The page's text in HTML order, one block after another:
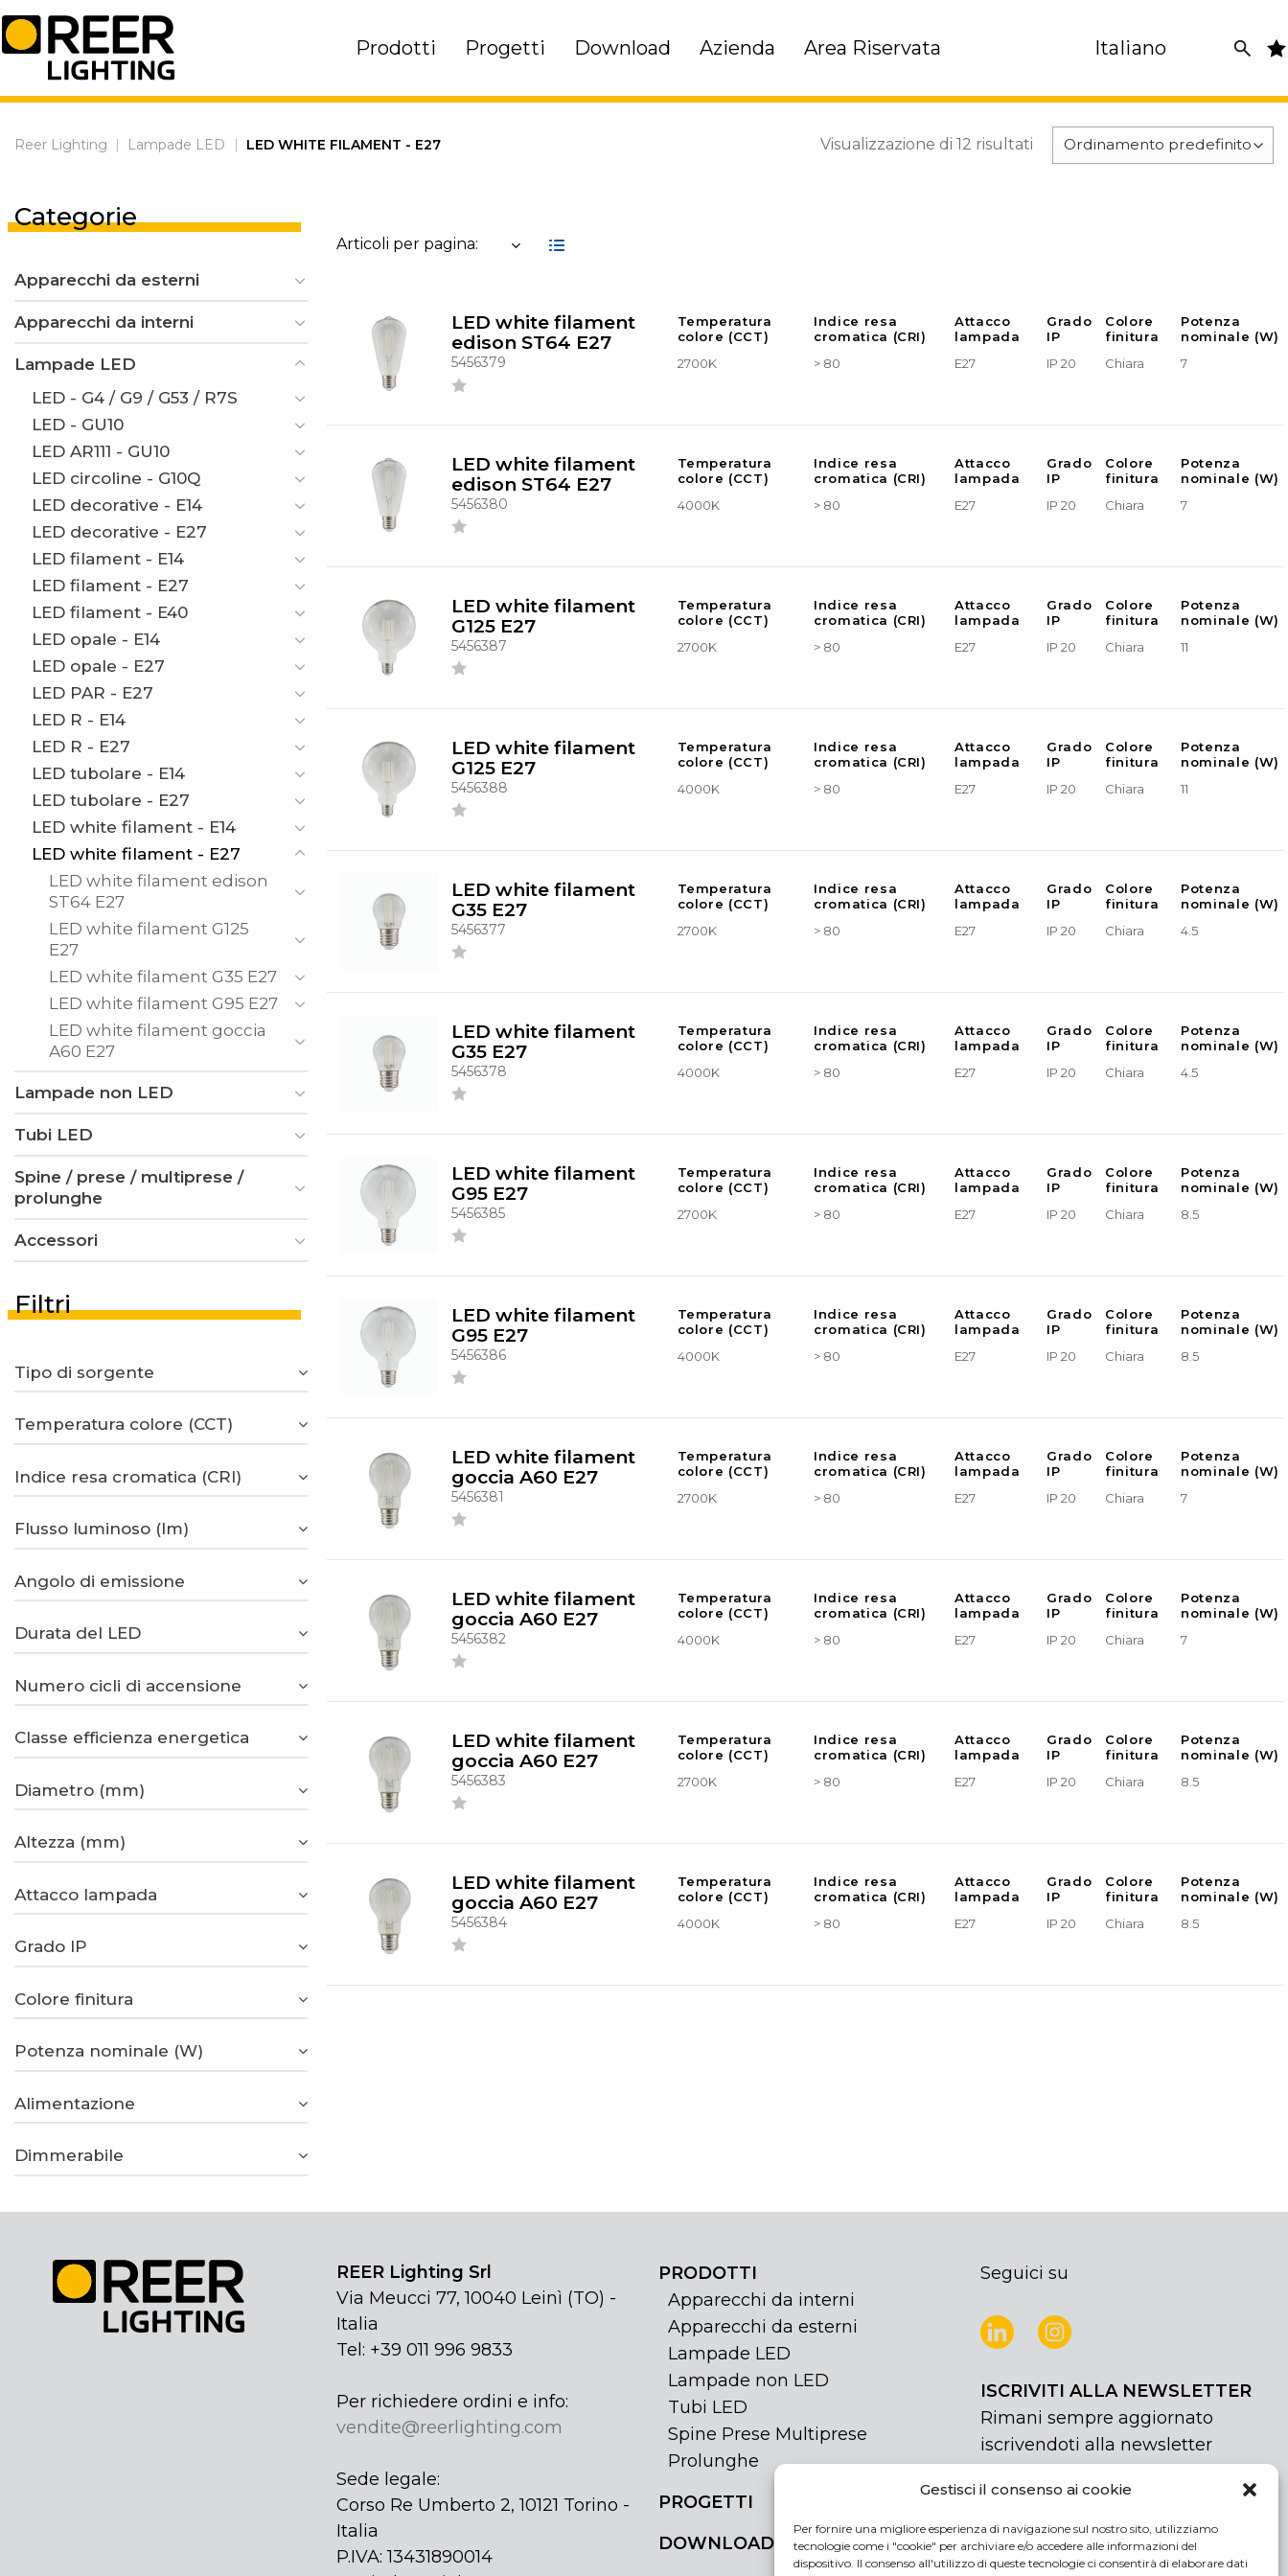
Gestisci il consenso ai cookie
Per fornire una migliore esperienza di navigazione sul nostro sito, utilizziamo
tecnologie come i "cookie" per archiviare e/o accedere alle informazioni del
dispositivo. Il consenso all'utilizzo di queste tecnologie ci consentirà di elaborare dati
Skip
to
content
Prodotti Progetti Download Azienda Area Riservata Italiano
Reer Lighting Lampade LED LED WHITE FILAMENT - E27 Visualizzazione di 12 risultati
Categorie
Apparecchi da esterni
Apparecchi da interni
Lampade LED
LED - G4 / G9 / G53 / R7S
LED - GU10
LED AR111 - GU10
LED circoline - G10Q
LED decorative - E14
LED decorative - E27
LED filament - E14
LED filament - E27
LED filament - E40
LED opale - E14
LED opale - E27
LED PAR - E27
LED R - E14
LED R - E27
LED tubolare - E14
LED tubolare - E27
LED white filament - E14
LED white filament - E27
LED white filament edison
ST64 E27
LED white filament G125
E27
LED white filament G35 E27
LED white filament G95 E27
LED white filament goccia
A60 E27
Lampade non LED
Tubi LED
Spine / prese / multiprese /
prolunghe
Accessori
Filtri
Tipo di sorgente
Temperatura colore (CCT)
Indice resa cromatica (CRI)
Flusso luminoso (lm)
Angolo di emissione
Durata del LED
Numero cicli di accensione
Classe efficienza energetica
Diametro (mm)
Altezza (mm)
Attacco lampada
Grado IP
Colore finitura
Potenza nominale (W)
Alimentazione
Dimmerabile
Articoli per pagina:
LED white filament
edison ST64 E27
5456379
Temperatura
colore (CCT)
Indice resa
cromatica (CRI)
Attacco
lampada
Grado
IP
Colore
finitura
Potenza
nominale (W)
2700K
> 80 E27 IP 20 Chiara 7
LED white filament
edison ST64 E27
5456380
Temperatura
colore (CCT)
Indice resa
cromatica (CRI)
Attacco
lampada
Grado
IP
Colore
finitura
Potenza
nominale (W)
4000K
> 80 E27 IP 20 Chiara 7
LED white filament
G125 E27
5456387
Temperatura
colore (CCT)
Indice resa
cromatica (CRI)
Attacco
lampada
Grado
IP
Colore
finitura
Potenza
nominale (W)
2700K
> 80 E27 IP 20 Chiara 11
LED white filament
G125 E27
5456388
Temperatura
colore (CCT)
Indice resa
cromatica (CRI)
Attacco
lampada
Grado
IP
Colore
finitura
Potenza
nominale (W)
4000K
> 80 E27 IP 20 Chiara 11
LED white filament
G35 E27
5456377
Temperatura
colore (CCT)
Indice resa
cromatica (CRI)
Attacco
lampada
Grado
IP
Colore
finitura
Potenza
nominale (W)
2700K
> 80 E27 IP 20 Chiara 4.5
LED white filament
G35 E27
5456378
Temperatura
colore (CCT)
Indice resa
cromatica (CRI)
Attacco
lampada
Grado
IP
Colore
finitura
Potenza
nominale (W)
4000K
> 80 E27 IP 20 Chiara 4.5
LED white filament
G95 E27
5456385
Temperatura
colore (CCT)
Indice resa
cromatica (CRI)
Attacco
lampada
Grado
IP
Colore
finitura
Potenza
nominale (W)
2700K
> 80 E27 IP 20 Chiara 8.5
LED white filament
G95 E27
5456386
Temperatura
colore (CCT)
Indice resa
cromatica (CRI)
Attacco
lampada
Grado
IP
Colore
finitura
Potenza
nominale (W)
4000K
> 80 E27 IP 20 Chiara 8.5
LED white filament
goccia A60 E27
5456381
Temperatura
colore (CCT)
Indice resa
cromatica (CRI)
Attacco
lampada
Grado
IP
Colore
finitura
Potenza
nominale (W)
2700K
> 80 E27 IP 20 Chiara 7
LED white filament
goccia A60 E27
5456382
Temperatura
colore (CCT)
Indice resa
cromatica (CRI)
Attacco
lampada
Grado
IP
Colore
finitura
Potenza
nominale (W)
4000K
> 80 E27 IP 20 Chiara 7
LED white filament
goccia A60 E27
5456383
Temperatura
colore (CCT)
Indice resa
cromatica (CRI)
Attacco
lampada
Grado
IP
Colore
finitura
Potenza
nominale (W)
2700K
> 80 E27 IP 20 Chiara 8.5
LED white filament
goccia A60 E27
5456384
Temperatura
colore (CCT)
Indice resa
cromatica (CRI)
Attacco
lampada
Grado
IP
Colore
finitura
Potenza
nominale (W)
4000K
> 80 E27 IP 20 Chiara 8.5
REER Lighting Srl
Via Meucci 77, 10040 Leinì (TO) -
Italia
Tel: +39 011 996 9833
Per richiedere ordini e info:
vendite@reerlighting.com
Sede legale:
Corso Re Umberto 2, 10121 Torino -
Italia
P.IVA: 13431890014
PRODOTTI
Apparecchi da interni
Apparecchi da esterni
Lampade LED
Lampade non LED
Tubi LED
Spine Prese Multiprese
Prolunghe
PROGETTI
DOWNLOAD
Seguici su
ISCRIVITI ALLA NEWSLETTER
Rimani sempre aggiornato
iscrivendoti alla newsletter
NEWSLETTER
Acconsento al trattamento dei miei
dati personali
If
are
human,